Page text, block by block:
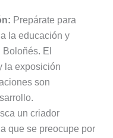
Prepárate para
la educación y
El
la exposición
son
un criador
que se preocupe por